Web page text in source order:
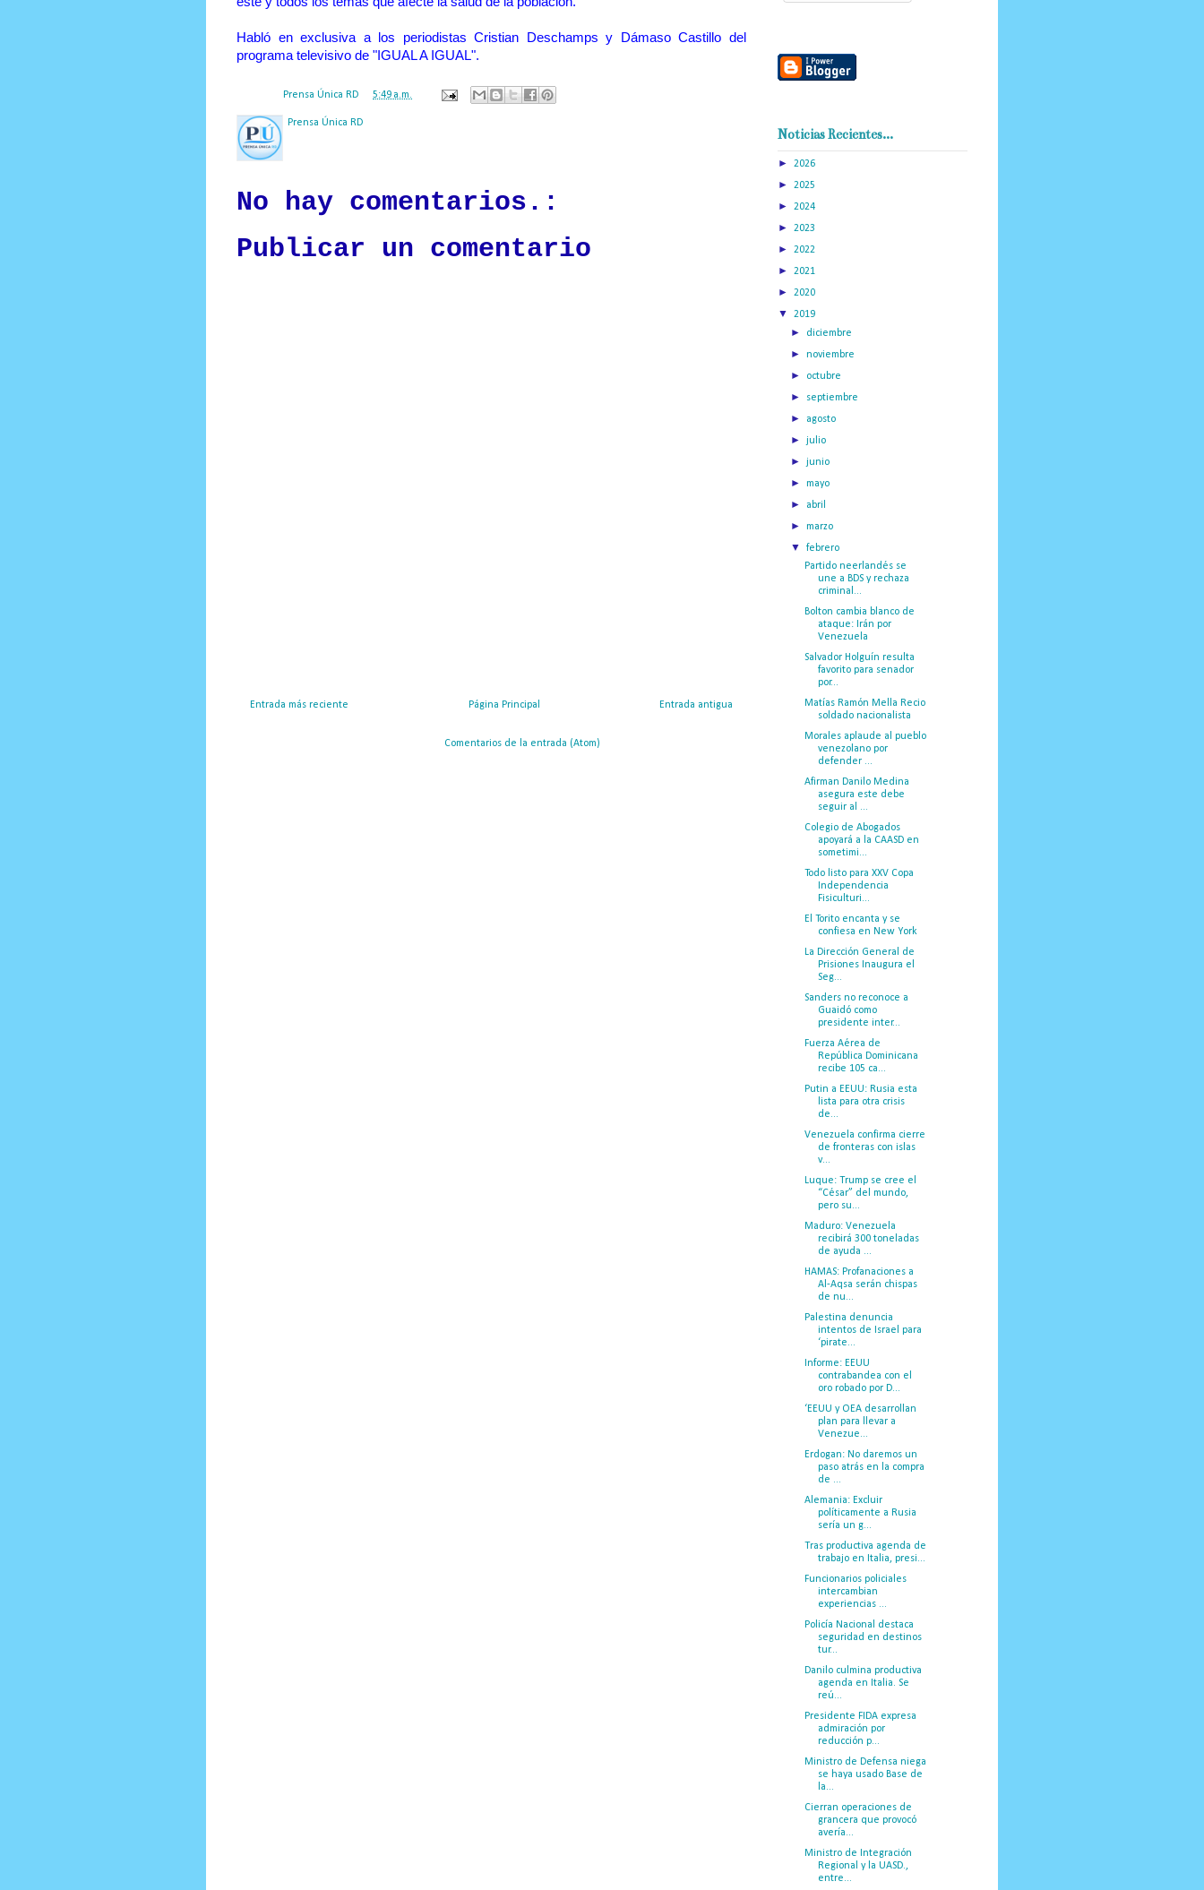
Habló en exclusiva a los periodistas Cristian Deschamps y Dámaso Castillo del
programa televisivo de "IGUAL A IGUAL".
Prensa Única RD 5:49 a.m.
Prensa Única RD
No hay comentarios.:
Publicar un comentario
Entrada más reciente Entrada antigua
Página Principal
Comentarios de la entrada (Atom)
Noticias Recientes...
► 2026
► 2025
► 2024
► 2023
► 2022
► 2021
► 2020
▼ 2019
► diciembre
►noviembre
► octubre
► septiembre
► agosto
►julio
►junio
►mayo
► abril
►marzo
▼febrero
Partido neerlandés se
une a BDS y rechaza
criminal...
Bolton cambia blanco de
ataque: Irán por
Venezuela
Salvador Holguín resulta
favorito para senador
por...
Matías Ramón Mella Recio
soldado nacionalista
Morales aplaude al pueblo
venezolano por
defender ...
Afirman Danilo Medina
asegura este debe
seguir al ...
Colegio de Abogados
apoyará a la CAASD en
sometimi...
Todo listo para XXV Copa
Independencia
Fisiculturi...
El Torito encanta y se
confiesa en New York
La Dirección General de
Prisiones Inaugura el
Seg...
Sanders no reconoce a
Guaidó como
presidente inter...
Fuerza Aérea de
República Dominicana
recibe 105 ca...
Putin a EEUU: Rusia esta
lista para otra crisis
de...
Venezuela confirma cierre
de fronteras con islas
v...
Luque: Trump se cree el
“César” del mundo,
pero su...
Maduro: Venezuela
recibirá 300 toneladas
de ayuda ...
HAMAS: Profanaciones a
Al-Aqsa serán chispas
de nu...
Palestina denuncia
intentos de Israel para
‘pirate...
Informe: EEUU
contrabandea con el
oro robado por D...
‘EEUU y OEA desarrollan
plan para llevar a
Venezue...
Erdogan: No daremos un
paso atrás en la compra
de ...
Alemania: Excluir
políticamente a Rusia
sería un g...
Tras productiva agenda de
trabajo en Italia, presi...
Funcionarios policiales
intercambian
experiencias ...
Policía Nacional destaca
seguridad en destinos
tur...
Danilo culmina productiva
agenda en Italia. Se
reú...
Presidente FIDA expresa
admiración por
reducción p...
Ministro de Defensa niega
se haya usado Base de
la...
Cierran operaciones de
grancera que provocó
avería...
Ministro de Integración
Regional y la UASD.,
entre...